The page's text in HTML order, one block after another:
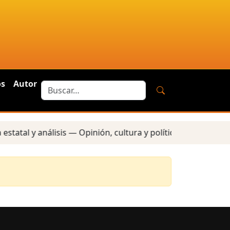
Autor
y análisis — Opinión, cultura y política — Reportes